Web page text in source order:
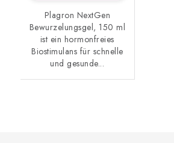
Plagron NextGen
Bewurzelungsgel, 150 ml
ist ein hormonfreies
Biostimulans für schnelle
und gesunde...